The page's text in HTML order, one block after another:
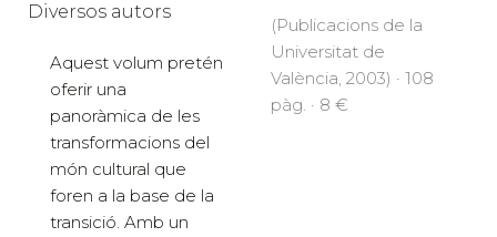
Diversos autors
Aquest volum pretén
oferir una
panoràmica de les
transformacions del
món cultural que
foren a la base de la
transició. Amb un
(Publicacions de la
Universitat de
València, 2003) · 108
pàg. · 8 €